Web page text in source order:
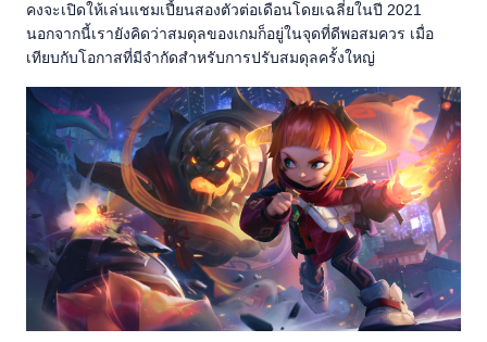
คงจะเปิดให้เล่นแชมเปี้ยนสองตัวต่อเดือนโดยเฉลี่ยในปี 2021
นอกจากนี้เรายังคิดว่าสมดุลของเกมก็อยู่ในจุดที่ดีพอสมควร เมื่อ
เทียบกับโอกาสที่มีจำกัดสำหรับการปรับสมดุลครั้งใหญ่